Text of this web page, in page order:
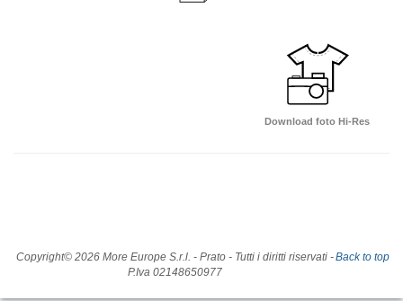
Download foto Hi-Res
Back to top
Copyright© 2026 More Europe S.r.l. - Prato - Tutti i diritti riservati -
P.Iva 02148650977